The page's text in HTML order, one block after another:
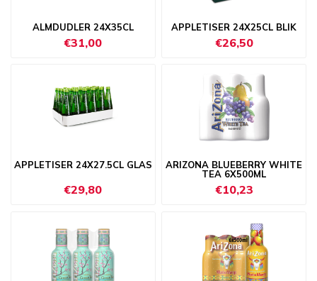
ALMDUDLER 24X35CL
€31,00
APPLETISER 24X25CL BLIK
€26,50
APPLETISER 24X27.5CL GLAS
€29,80
ARIZONA BLUEBERRY WHITE
TEA 6X500ML
€10,23